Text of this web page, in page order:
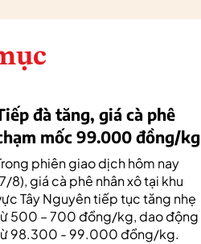
đà tăng, giá cà phê
mốc 99.000 đồng/kg
phiên giao dịch hôm nay
8), giá cà phê nhân xô tại khu
Tây Nguyên tiếp tục tăng nhẹ
500 – 700 đồng/kg, dao động
98.300 - 99.000 đồng/kg.